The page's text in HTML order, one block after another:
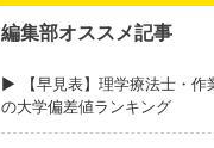
編集部オススメ記事
【早見表】理学療法士・
の大学偏差値ランキング